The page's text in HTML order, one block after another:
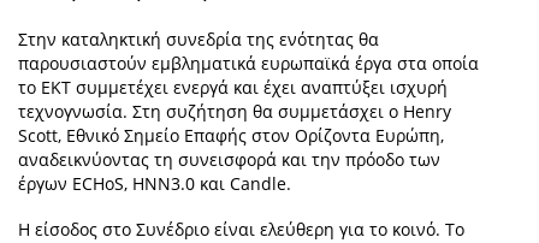
Στην καταληκτική συνεδρία της ενότητας θα
παρουσιαστούν εμβληματικά ευρωπαϊκά έργα στα οποία
το ΕΚΤ συμμετέχει ενεργά και έχει αναπτύξει ισχυρή
τεχνογνωσία. Στη συζήτηση θα συμμετάσχει o Henry
Scott, Εθνικό Σημείο Επαφής στον Ορίζοντα Ευρώπη,
αναδεικνύοντας τη συνεισφορά και την πρόοδο των
έργων ECHoS, HNN3.0 και Candle.
Η είσοδος στο Συνέδριο είναι ελεύθερη για το κοινό. Το